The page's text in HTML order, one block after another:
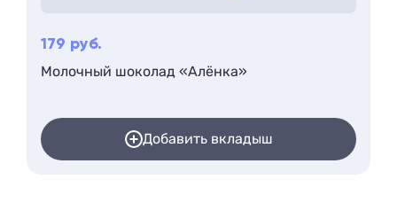
179 руб.
Молочный шоколад «Алёнка»
Добавить вкладыш